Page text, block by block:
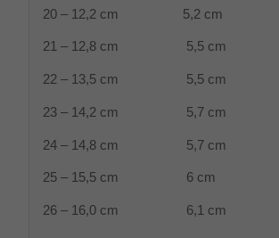
20 – 12,2 cm 5,2 cm
21 – 12,8 cm 5,5 cm
22 – 13,5 cm 5,5 cm
23 – 14,2 cm 5,7 cm
24 – 14,8 cm 5,7 cm
25 – 15,5 cm 6 cm
26 – 16,0 cm 6,1 cm